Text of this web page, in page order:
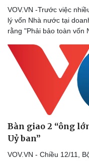
VOV.VN -Trước việc
lý vốn Nhà nước tại
rằng "Phải bảo toàn vốn
Bàn giao 2 “ông
Uỷ ban”
VOV.VN - Chiều 12/11,